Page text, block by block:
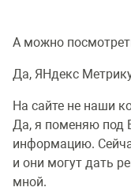
А можно
Да, ЯНдекс
На сайте не наши
Да, я поменяю под
информацию.
и они могут дать
мной.